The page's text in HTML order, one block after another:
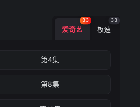
爱奇艺
33
极速
33
第4集
第8集